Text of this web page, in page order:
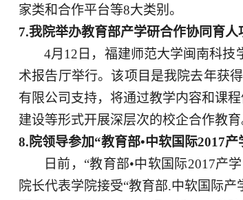
家类和合作平台等8大类别。
7.我院举办教育部产学研合作协同育
4月12日，福建师范大学闽南科技
术报告厅举行。该项目是我院去年获
有限公司支持，将通过教学内容和课
建设等形式开展深层次的校企合作教育
8.院领导参加“教育部•中软国际2017
日前， “教育部•中软国际2017产
院长代表学院接受“教育部.中软国际